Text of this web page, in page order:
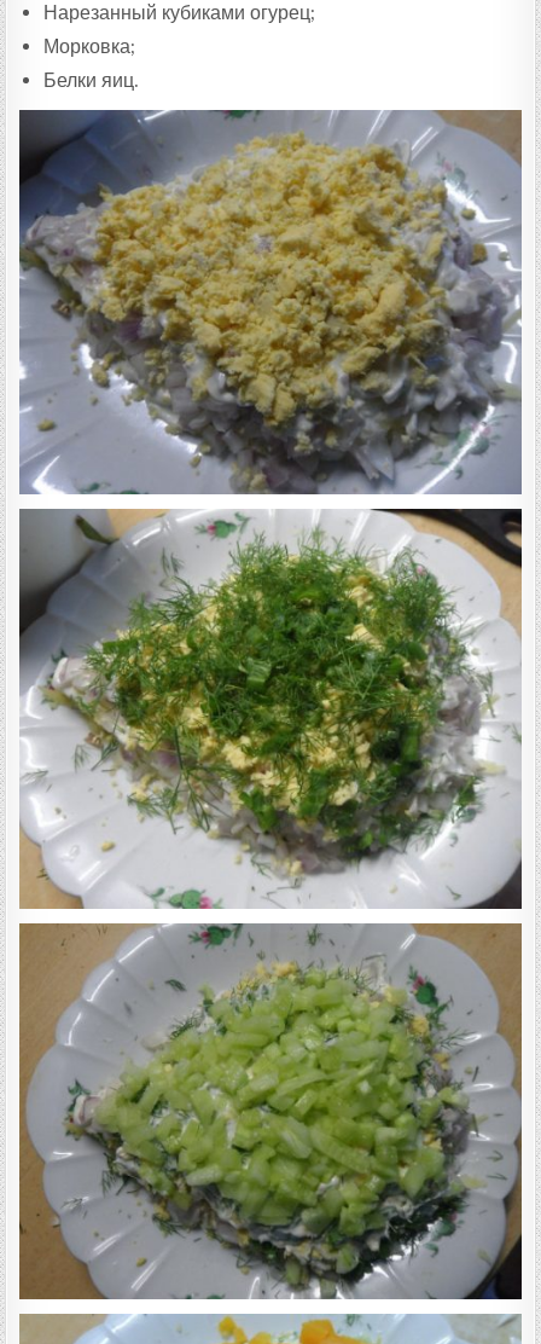
Нарезанный кубиками огурец;
Морковка;
Белки яиц.